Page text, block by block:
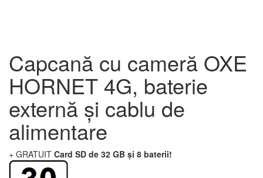
Capcană cu cameră OXE
HORNET 4G, baterie
externă și cablu de
alimentare
+ GRATUIT Card SD de 32 GB și 8 baterii!